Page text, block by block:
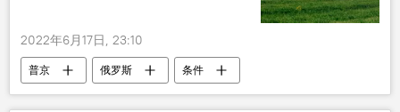
2022年6月17日, 23:10
普京 俄罗斯 条件